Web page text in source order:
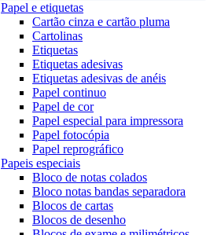
Papel e etiquetas
Cartão cinza e cartão pluma
Cartolinas
Etiquetas
Etiquetas adesivas
Etiquetas adesivas de anéis
Papel continuo
Papel de cor
Papel especial para impressora
Papel fotocópia
Papel reprográfico
Papeis especiais
Bloco de notas colados
Bloco notas bandas separadora
Blocos de cartas
Blocos de desenho